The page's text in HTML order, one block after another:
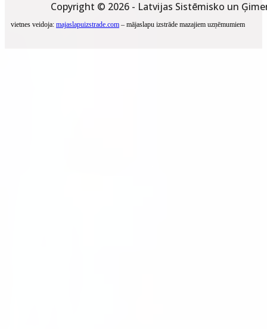
Copyright © 2026 - Latvijas Sistēmisko un
vietnes veidoja: majaslapuizstrade.com – mājaslapu izstrāde mazajiem uzņēmumiem